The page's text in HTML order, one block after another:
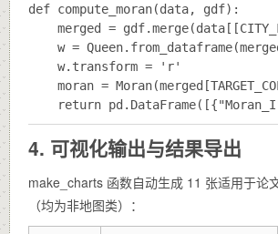
def compute_moran(data, gdf):
merged =
w =
    w.transform = 'r'
moran =
4. 可视化输出与结果导出
make_charts 函数自动生成 11 张适用于论
（均为非地图类）：